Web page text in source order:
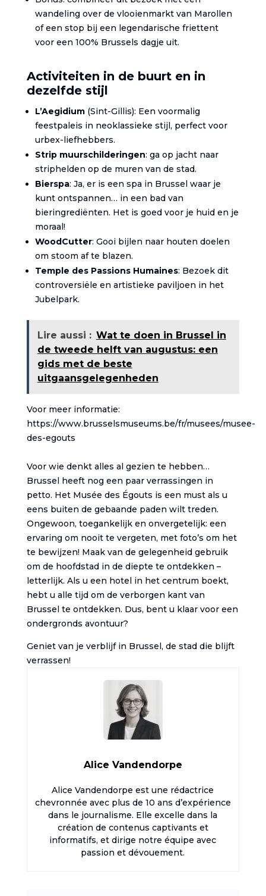
wandeling over de vlooienmarkt van Marollen
of een stop bij een legendarische friettent
voor een 100% Brussels dagje uit.
Activiteiten in de buurt en in
dezelfde stijl
L’Aegidium(Sint-Gillis): Een voormalig
feestpaleis in neoklassieke stijl, perfect voor
urbex-liefhebbers.
Strip muurschilderingen: ga op jacht naar
striphelden op de muren van de stad.
Bierspa: Ja, er is een spa in Brussel waar je
kunt ontspannen… in een bad van
bieringrediënten. Het is goed voor je huid en je
moraal!
WoodCutter: Gooi bijlen naar houten doelen
om stoom af te blazen.
Temple des Passions Humaines: Bezoek dit
controversiële en artistieke paviljoen in het
Jubelpark.
Lire aussi : Wat te doen in Brussel in
de tweede helft van augustus: een
gids met de beste
uitgaansgelegenheden
Voor meer informatie:
https://www.brusselsmuseums.be/fr/musees/musee-
des-egouts
Voor wie denkt alles al gezien te hebben…
Brussel heeft nog een paar verrassingen in
petto. Het Musée des Égouts is een must als u
eens buiten de gebaande paden wilt treden.
Ongewoon, toegankelijk en onvergetelijk: een
ervaring om nooit te vergeten, met foto’s om het
te bewijzen! Maak van de gelegenheid gebruik
om de hoofdstad in de diepte te ontdekken –
letterlijk. Als u een hotel in het centrum boekt,
hebt u alle tijd om de verborgen kant van
Brussel te ontdekken. Dus, bent u klaar voor een
ondergronds avontuur?
Geniet van je verblijf in Brussel, de stad die blijft
verrassen!
Alice Vandendorpe
Alice Vandendorpe est une rédactrice
chevronnée avec plus de 10 ans d’expérience
dans le journalisme. Elle excelle dans la
création de contenus captivants et
informatifs, et dirige notre équipe avec
passion et dévouement.